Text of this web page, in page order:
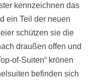
kennzeichnen das
ein Teil der neuen
schützen sie die
draußen offen und
of-Suiten“ krönen
befinden sich